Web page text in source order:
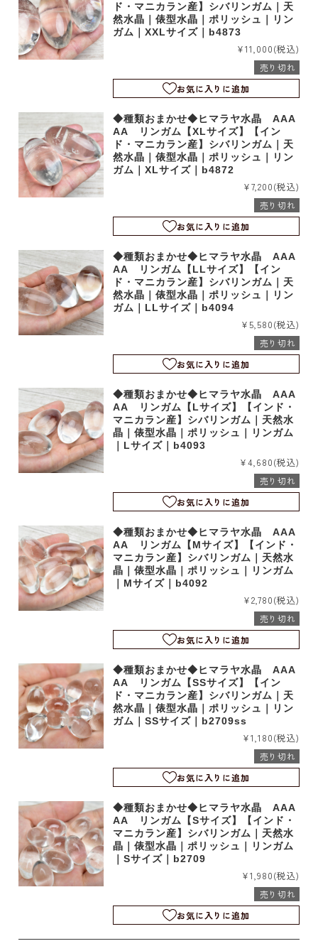
ド・マニカラン産】シバリンガム｜天
然水晶｜俵型水晶｜ポリッシュ｜リン
ガム｜XXLサイズ｜b4873
¥11,000(税込)
売り切れ
お気に入りに追加
◆種類おまかせ◆ヒマラヤ水晶 AAA
AA リンガム【XLサイズ】【イン
ド・マニカラン産】シバリンガム｜天
然水晶｜俵型水晶｜ポリッシュ｜リン
ガム｜XLサイズ｜b4872
¥7,200(税込)
売り切れ
お気に入りに追加
◆種類おまかせ◆ヒマラヤ水晶 AAA
AA リンガム【LLサイズ】【イン
ド・マニカラン産】シバリンガム｜天
然水晶｜俵型水晶｜ポリッシュ｜リン
ガム｜LLサイズ｜b4094
¥5,580(税込)
売り切れ
お気に入りに追加
◆種類おまかせ◆ヒマラヤ水晶 AAA
AA リンガム【Lサイズ】【インド・
マニカラン産】シバリンガム｜天然水
晶｜俵型水晶｜ポリッシュ｜リンガム
｜Lサイズ｜b4093
¥4,680(税込)
売り切れ
お気に入りに追加
◆種類おまかせ◆ヒマラヤ水晶 AAA
AA リンガム【Mサイズ】【インド・
マニカラン産】シバリンガム｜天然水
晶｜俵型水晶｜ポリッシュ｜リンガム
｜Mサイズ｜b4092
¥2,780(税込)
売り切れ
お気に入りに追加
◆種類おまかせ◆ヒマラヤ水晶 AAA
AA リンガム【SSサイズ】【イン
ド・マニカラン産】シバリンガム｜天
然水晶｜俵型水晶｜ポリッシュ｜リン
ガム｜SSサイズ｜b2709ss
¥1,180(税込)
売り切れ
お気に入りに追加
◆種類おまかせ◆ヒマラヤ水晶 AAA
AA リンガム【Sサイズ】【インド・
マニカラン産】シバリンガム｜天然水
晶｜俵型水晶｜ポリッシュ｜リンガム
｜Sサイズ｜b2709
¥1,980(税込)
売り切れ
お気に入りに追加